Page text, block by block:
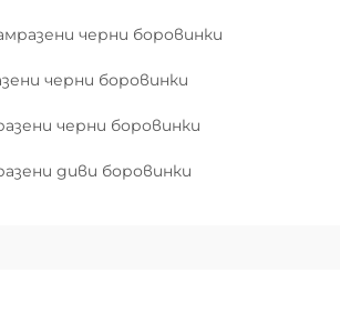
черни боровинки
черни боровинки
черни боровинки
диви боровинки